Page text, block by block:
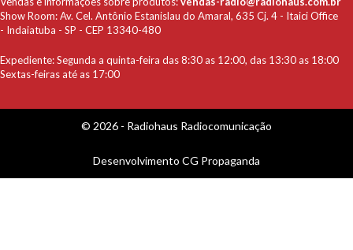
Show Room: Av. Cel. Antônio Estanislau do Amaral, 635 Cj. 4 - Itaici Office
- Indaiatuba - SP - CEP 13340-480
Expediente: Segunda a quinta-feira das 8:30 as 12:00, das 13:30 as 18:00
Sextas-feiras até as 17:00
© 2026 - Radiohaus Radiocomunicação
Desenvolvimento CG Propaganda